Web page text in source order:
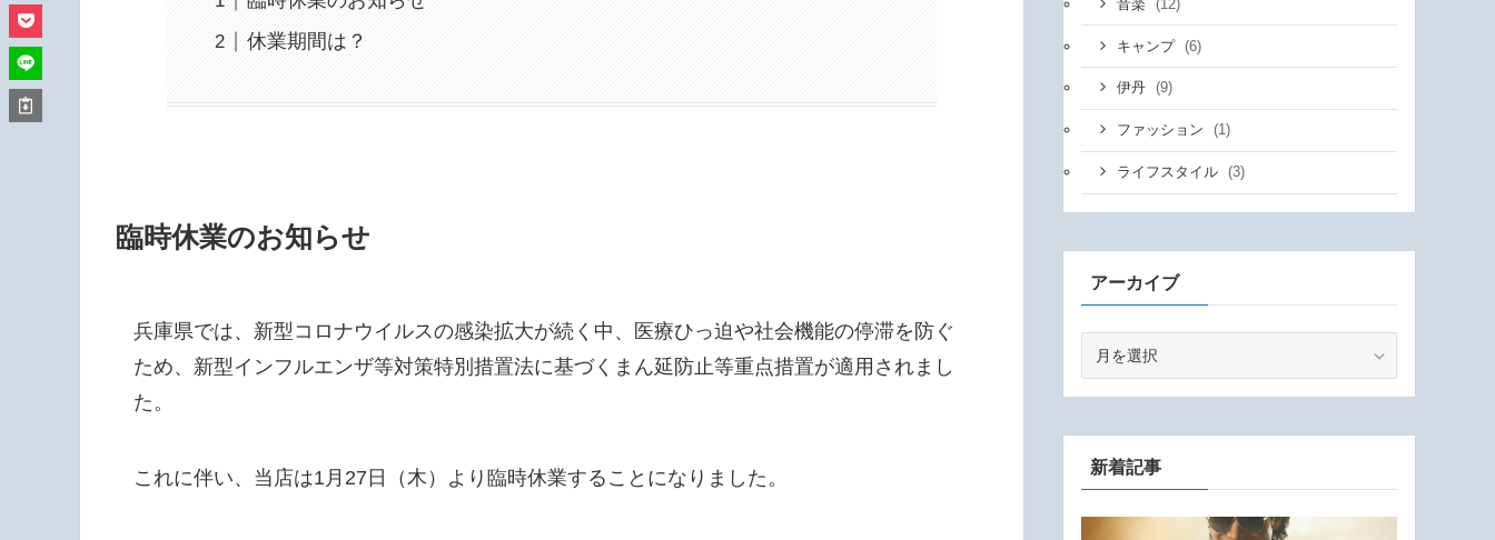
休業期間は？
臨時休業のお知らせ
兵庫県では、新型コロナウイルスの感染拡大が続く中、医療ひっ迫や社会機能の停滞を防ぐ
ため、新型インフルエンザ等対策特別措置法に基づくまん延防止等重点措置が適用されまし
た。
これに伴い、当店は1月27日（木）より臨時休業することになりました。
音楽 (12)
キャンプ (6)
伊丹 (9)
ファッション (1)
ライフスタイル (3)
アーカイブ
ブ
新着記事